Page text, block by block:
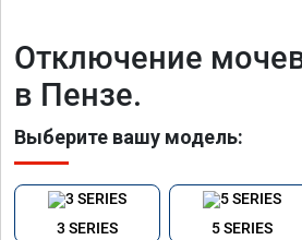
Отключение
в Пензе.
Выберите вашу модель:
3 SERIES 5 SERIES